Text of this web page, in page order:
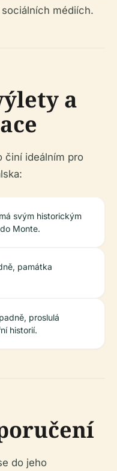
médiích.
a
činí ideálním pro
svým historickým
Monte.
památka
proslulá
historií.
do jeho